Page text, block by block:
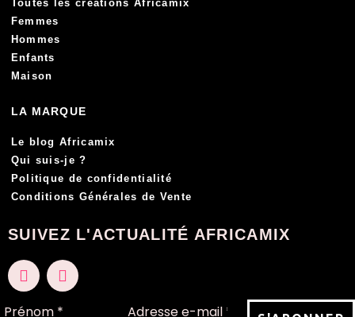
Toutes les créations Africamix
Femmes
Hommes
Enfants
Maison
LA MARQUE
Le blog Africamix
Qui suis-je ?
Politique de confidentialité
Conditions Générales de Vente
SUIVEZ L'ACTUALITÉ AFRICAMIX
F
a
I
n